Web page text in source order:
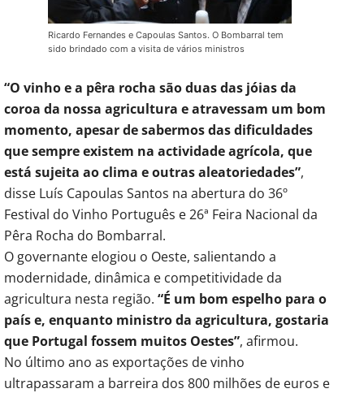
Ricardo Fernandes e Capoulas Santos. O Bombarral tem
sido brindado com a visita de vários ministros
“O vinho e a pêra rocha são duas das jóias da
coroa da nossa agricultura e atravessam um bom
momento, apesar de sabermos das dificuldades
que sempre existem na actividade agrícola, que
está sujeita ao clima e outras aleatoriedades”,
disse Luís Capoulas Santos na abertura do 36º
Festival do Vinho Português e 26ª Feira Nacional da
Pêra Rocha do Bombarral.
O governante elogiou o Oeste, salientando a
modernidade, dinâmica e competitividade da
agricultura nesta região. “É um bom espelho para o
país e, enquanto ministro da agricultura, gostaria
que Portugal fossem muitos Oestes”, afirmou.
No último ano as exportações de vinho
ultrapassaram a barreira dos 800 milhões de euros e